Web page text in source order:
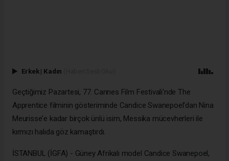
Erkek | Kadın
Geçtiğimiz Pazartesi, 77. Cannes Film Festivali'nde The
Apprentice filminin gösteriminde Candice Swanepoel'dan Nina
Meurisse'e kadar birçok ünlü isim, Messika mücevherleri ile
kırmızı halıda göz kamaştırdı.
İSTANBUL (İGFA) - Güney Afrikalı model Candice Swanepoel,